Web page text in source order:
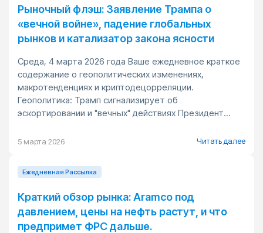
Рыночный флэш: Заявление Трампа о
«вечной войне», падение глобальных
рынков и катализатор закона ясности
Среда, 4 марта 2026 года Ваше ежедневное краткое
содержание о геополитических изменениях,
макротенденциях и криптодецорреляции.
Геополитика: Трамп сигнализирует об
эскортировании и "вечных" действиях Президент...
5 марта 2026 Читать далее
Ежедневная Pассылка
Краткий обзор рынка: Aramco под
давлением, цены на нефть растут, и что
предпримет ФРС дальше.